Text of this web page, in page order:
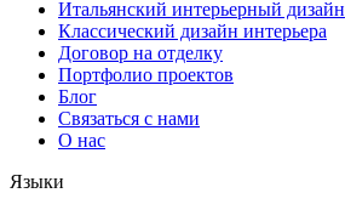
Итальянский интерьерный дизайн
Классический дизайн интерьера
Договор на отделку
Портфолио проектов
Блог
Связаться с нами
О нас
Языки